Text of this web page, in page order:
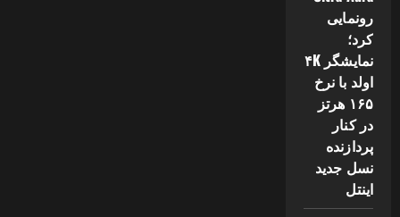
رونمایی
کرد؛
نمایشگر ۴K
اولد با نرخ
۱۶۵ هرتز
در کنار
پردازنده
نسل جدید
اینتل